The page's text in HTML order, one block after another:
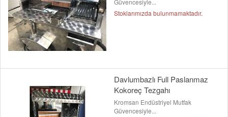
Güvencesiyle...
Stoklarımızda bulunmamaktadır.
Davlumbazlı Full Paslanmaz
Kokoreç Tezgahı
Kromsan Endüstriyel Mutfak
Güvencesiyle...